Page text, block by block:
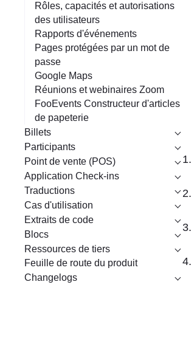
Rôles, capacités et autorisations
des utilisateurs
Rapports d'événements
Pages protégées par un mot de
passe
Google Maps
Réunions et webinaires Zoom
FooEvents Constructeur d'articles
de papeterie
Billets
Participants
Point de vente (POS)
Application Check-ins
Traductions
Cas d'utilisation
Extraits de code
Blocs
Ressources de tiers
Feuille de route du produit
Changelogs